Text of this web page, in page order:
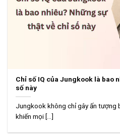
Chỉ số IQ của Jungkook là bao
số này
Jungkook không chỉ gây ấn tượng
khiến mọi [...]